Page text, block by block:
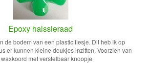
Epoxy halssieraad
de bodem van een plastic flesje. Dit heb ik op
er kunnen kleine deukjes inzitten. Voorzien van
met verstelbaar knoopje